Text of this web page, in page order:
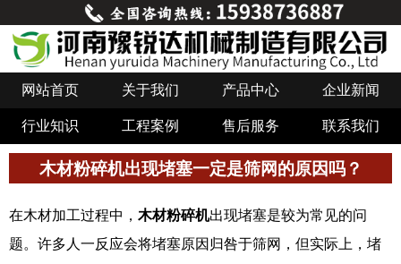
网站首页 关于我们 产品中心 企业新闻
行业知识 工程案例 售后服务 联系我们
木材粉碎机出现堵塞一定是筛网的原因吗？​
在木材加工过程中， 木材粉碎机出现堵塞是较为常见的问
题。许多人一反应会将堵塞原因归咎于筛网，但实际上，堵